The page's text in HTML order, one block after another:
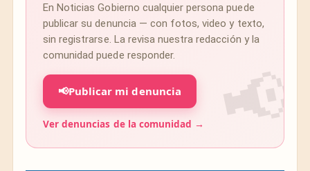
En Noticias Gobierno cualquier persona puede
publicar su denuncia — con fotos, video y texto,
sin registrarse. La revisa nuestra redacción y la
comunidad puede responder.
📢Publicar mi denuncia
Ver denuncias de la comunidad →